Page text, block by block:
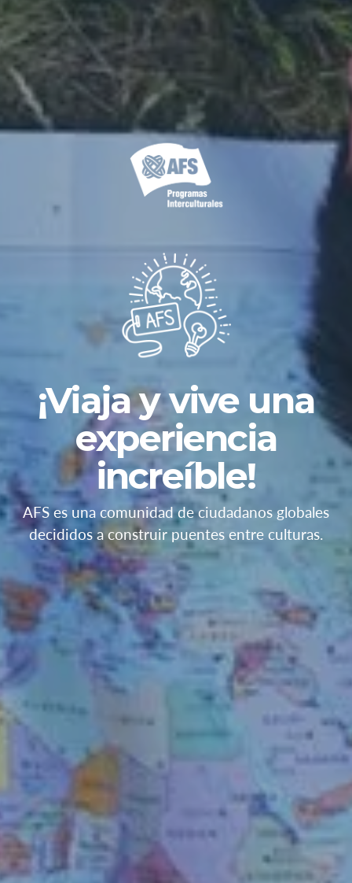
¡Viaja y vive una
experiencia
increíble!
AFS es una comunidad de ciudadanos globales
decididos a construir puentes entre culturas.